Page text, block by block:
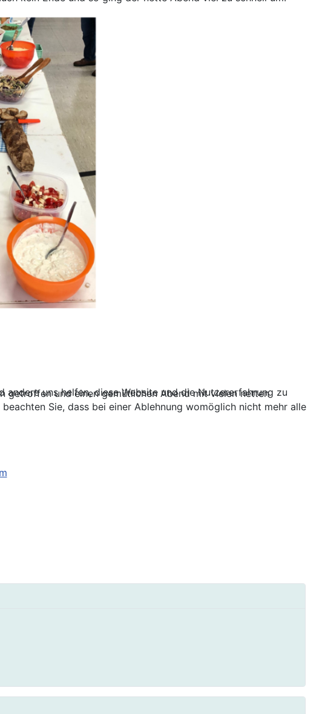
getroffen und einen gemütlichen Abend mit vielen netten
uns helfen, diese Website und die Nutzererfahrung zu
Sie, dass bei einer Ablehnung womöglich nicht mehr alle